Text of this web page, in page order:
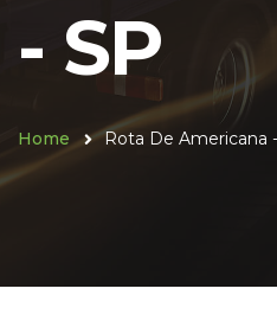
- SP
Home Rota De Americana